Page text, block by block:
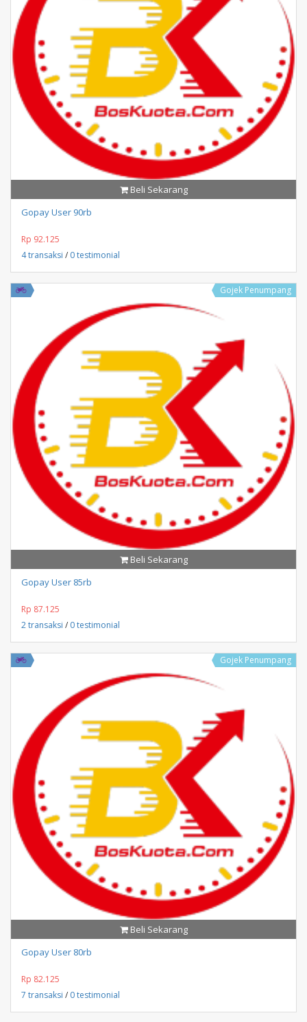
Beli Sekarang
Gopay User 90rb
Rp 92.125
4 transaksi / 0 testimonial
Gojek Penumpang
Beli Sekarang
Gopay User 85rb
Rp 87.125
2 transaksi / 0 testimonial
Gojek Penumpang
Beli Sekarang
Gopay User 80rb
Rp 82.125
7 transaksi / 0 testimonial